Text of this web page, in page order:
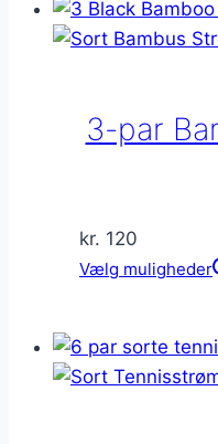
3-par
kr. 120
Vælg muligheder